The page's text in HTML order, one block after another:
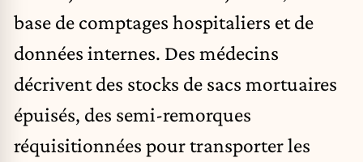
base de comptages hospitaliers et de
données internes. Des médecins
décrivent des stocks de sacs mortuaires
épuisés, des semi-remorques
réquisitionnées pour transporter les